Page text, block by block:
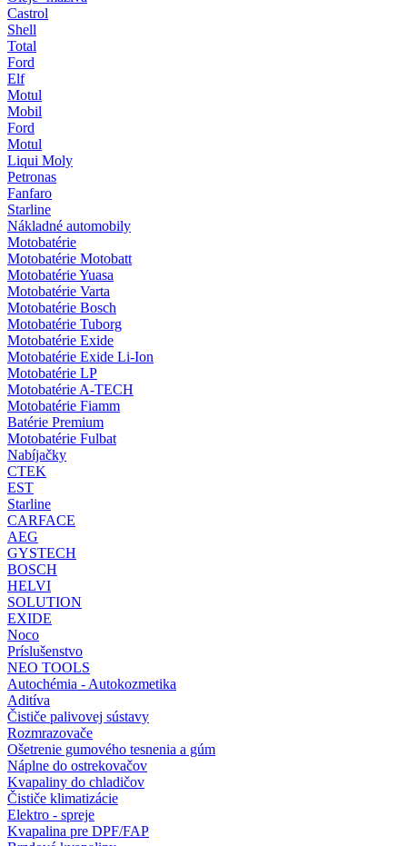
Castrol
Shell
Total
Ford
Elf
Motul
Mobil
Ford
Motul
Liqui Moly
Petronas
Fanfaro
Starline
Nákladné automobily
Motobatérie
Motobatérie Motobatt
Motobatérie Yuasa
Motobatérie Varta
Motobatérie Bosch
Motobatérie Tuborg
Motobatérie Exide
Motobatérie Exide Li-Ion
Motobatérie LP
Motobatérie A-TECH
Motobatérie Fiamm
Batérie Premium
Motobatérie Fulbat
Nabíjačky
CTEK
EST
Starline
CARFACE
AEG
GYSTECH
BOSCH
HELVI
SOLUTION
EXIDE
Noco
Príslušenstvo
NEO TOOLS
Autochémia - Autokozmetika
Aditíva
Čističe palivovej sústavy
Rozmrazovače
Ošetrenie gumového tesnenia a gúm
Náplne do ostrekovačov
Kvapaliny do chladičov
Čističe klimatizácie
Elektro - spreje
Kvapalina pre DPF/FAP